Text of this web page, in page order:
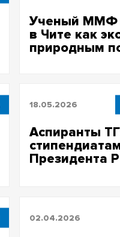
Ученый ММФ
в Чите как
природным
18.05.2026
Аспиранты
Президента
02.04.2026